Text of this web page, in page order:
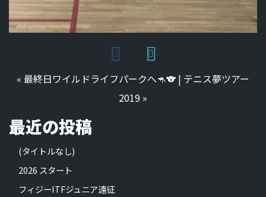
« 最終日ワイルドライフパークへ🦘🐨 | テニス夢ツアー
2019 »
最近の投稿
(タイトルなし)
2026 スタート
フィジーITFジュニア遠征